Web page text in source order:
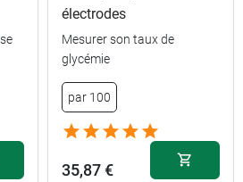
électrodes
Mesurer son taux de
glycémie
par 100
35,87 €